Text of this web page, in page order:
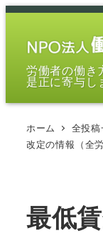
メ
労働者の働き
是正に寄与し
ホーム 全投稿
改定の情報（全労
最低